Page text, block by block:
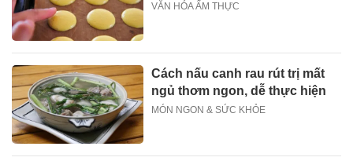
VĂN HÓA ẨM THỰC
Cách nấu canh rau rút trị mất
ngủ thơm ngon, dễ thực hiện
MÓN NGON & SỨC KHỎE